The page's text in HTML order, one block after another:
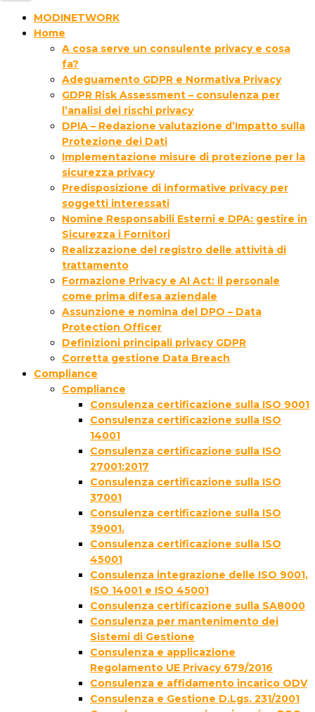
MODINETWORK
Home
A cosa serve un consulente privacy e cosa
fa?
Adeguamento GDPR e Normativa Privacy
GDPR Risk Assessment – consulenza per
l’analisi dei rischi privacy
DPIA – Redazione valutazione d’Impatto sulla
Protezione dei Dati
Implementazione misure di protezione per la
sicurezza privacy
Predisposizione di informative privacy per
soggetti interessati
Nomine Responsabili Esterni e DPA: gestire in
Sicurezza i Fornitori
Realizzazione del registro delle attività di
trattamento
Formazione Privacy e AI Act: il personale
come prima difesa aziendale
Assunzione e nomina del DPO – Data
Protection Officer
Definizioni principali privacy GDPR
Corretta gestione Data Breach
Compliance
Compliance
Consulenza certificazione sulla ISO 9001
Consulenza certificazione sulla ISO
14001
Consulenza certificazione sulla ISO
27001:2017
Consulenza certificazione sulla ISO
37001
Consulenza certificazione sulla ISO
39001.
Consulenza certificazione sulla ISO
45001
Consulenza integrazione delle ISO 9001,
ISO 14001 e ISO 45001
Consulenza certificazione sulla SA8000
Consulenza per mantenimento dei
Sistemi di Gestione
Consulenza e applicazione
Regolamento UE Privacy 679/2016
Consulenza e affidamento incarico ODV
Consulenza e Gestione D.Lgs. 231/2001